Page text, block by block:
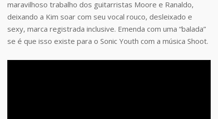
maravilhoso trabalho dos guitarristas Moore e Ranaldo,
deixando a Kim soar com seu vocal rouco, desleixado e
sexy, marca registrada inclusive. Emenda com uma “balada”
se é que isso existe para o Sonic Youth com a música Shoot.